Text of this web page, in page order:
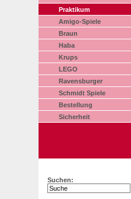
Praktikum
Amigo-Spiele
Braun
Haba
Krups
LEGO
Ravensburger
Schmidt Spiele
Bestellung
Sicherheit
Suchen: